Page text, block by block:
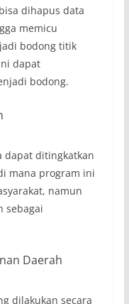
dihapus data
memicu
bodong titik
dapat
bodong.
dapat ditingkatkan
mana program ini
namun
sebagai
Daerah
dilakukan secara